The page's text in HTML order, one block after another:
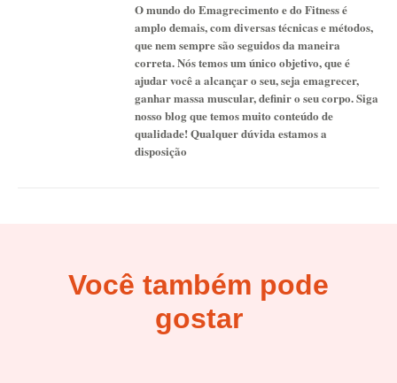
O mundo do Emagrecimento e do Fitness é
amplo demais, com diversas técnicas e métodos,
que nem sempre são seguidos da maneira
correta. Nós temos um único objetivo, que é
ajudar você a alcançar o seu, seja emagrecer,
ganhar massa muscular, definir o seu corpo. Siga
nosso blog que temos muito conteúdo de
qualidade! Qualquer dúvida estamos a
disposição
Você também pode
gostar